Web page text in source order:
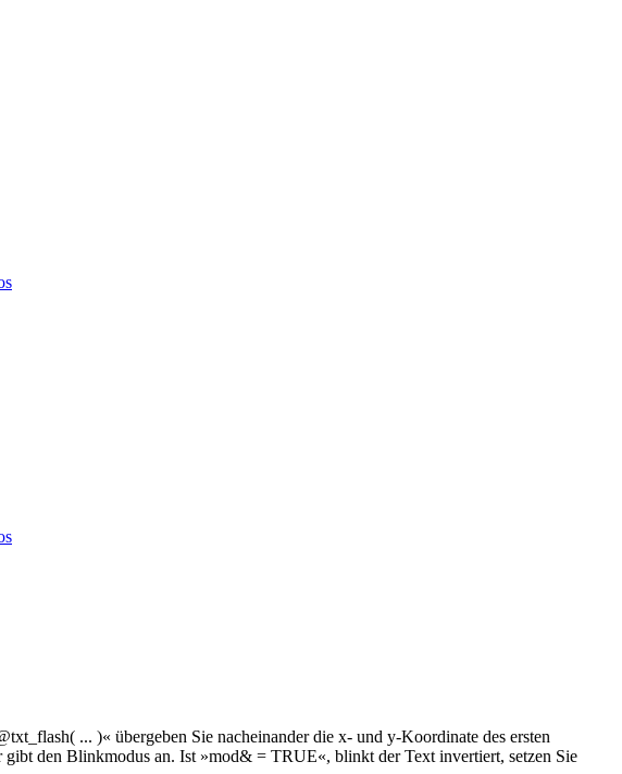
... )« übergeben Sie nacheinander die x- und y-Koordinate des ersten
den Blinkmodus an. Ist »mod& = TRUE«, blinkt der Text invertiert, setzen Sie